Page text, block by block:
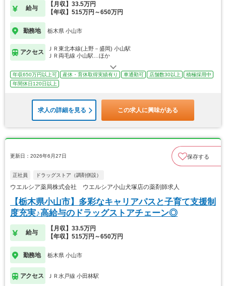
給与
【月収】33.5万円
【年収】515万円～650万円
勤務地 栃木県 小山市
アクセス
ＪＲ東北本線(上野－盛岡) 小山駅
ＪＲ両毛線 小山駅…ほか
年収650万円以上可 産休・育休取得実績有り 車通勤可 店舗数30以上
積極採用中
年間休日120日以上
求人の詳細を見る この求人に興味がある
更新日：2026年6月27日 保存する
正社員 ドラッグストア（調剤併設）
ウエルシア薬局株式会社 ウエルシア小山犬塚店の薬剤師求人
【栃木県小山市】多彩なキャリアパスと子育て支援制
度充実♪高給与のドラッグストアチェーン◎
給与
【月収】33.5万円
【年収】515万円～650万円
勤務地 栃木県 小山市
アクセス ＪＲ水戸線 小田林駅